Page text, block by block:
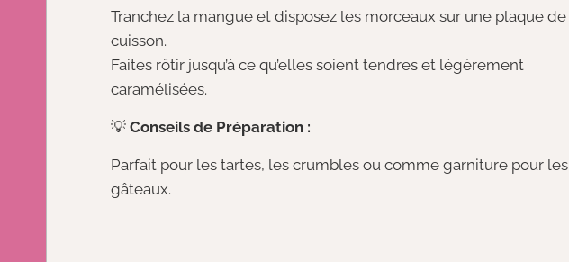
Tranchez la mangue et disposez les morceaux sur une plaque de
cuisson.
Faites rôtir jusqu’à ce qu’elles soient tendres et légèrement
caramélisées.
💡 Conseils de Préparation :
Parfait pour les tartes, les crumbles ou comme garniture pour les
gâteaux.